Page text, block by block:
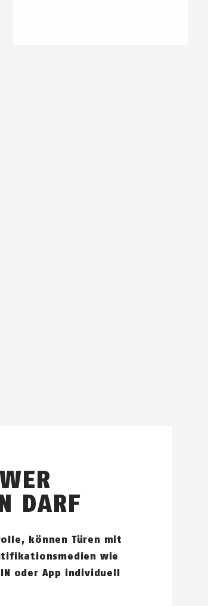
DARF
können Türen mit
wie
oder App individuell